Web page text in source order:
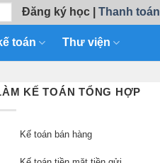
Đăng ký học| Thanh toán
toán Thư viện
KẾ TOÁN TỔNG HỢP
Kế toán bán hàng